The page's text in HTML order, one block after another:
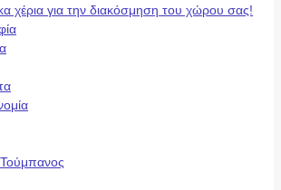
χέρια για την διακόσμηση του χώρου σας!